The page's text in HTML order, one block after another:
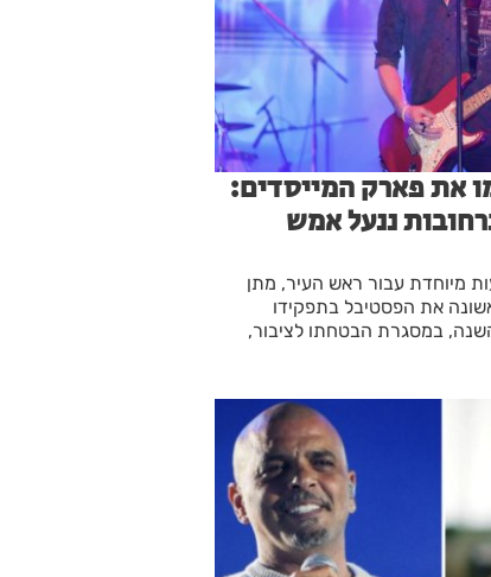
את פארק המייסדים:
ננעל אמש
מיוחדת עבור ראש העיר, מתן
את הפסטיבל בתפקידו
במסגרת הבטחתו לציבור,
מחודשת, מושקעת ומרשימה